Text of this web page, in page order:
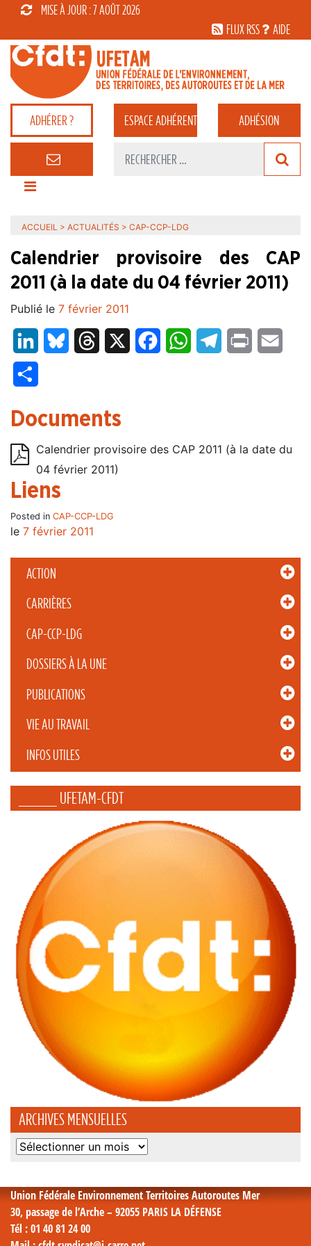
MISE À JOUR : 7 AOÛT 2026
FLUX RSS
AIDE
ADHÉRER ? ESPACEADHÉRENT ADHÉSION
ACTION
CARRIÈRES
CAP-CCP-LDG
DOSSIERS À LA UNE
PUBLICATIONS
VIE AU TRAVAIL
INFOS UTILES
_____ UFETAM-CFDT
ARCHIVES MENSUELLES
Archives
ACCUEIL > ACTUALITÉS > CAP-CCP-LDG
Calendrier provisoire des CAP
2011 (à la date du 04 février 2011)
Publié le 7 février 2011
LinkedInBluesky Threads FacebookWhatsAppTelegram
Print
Documents
Calendrier provisoire des CAP 2011 (à la date du
04 février 2011)
Liens
Posted in CAP-CCP-LDG
le 7 février 2011
Union Fédérale Environnement Territoires Autoroutes Mer
30, passage de l’Arche – 92055 PARIS LA DÉFENSE
Tél : 01 40 81 24 00